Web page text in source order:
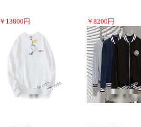
￥ 13800 円 ￥ 8200 円